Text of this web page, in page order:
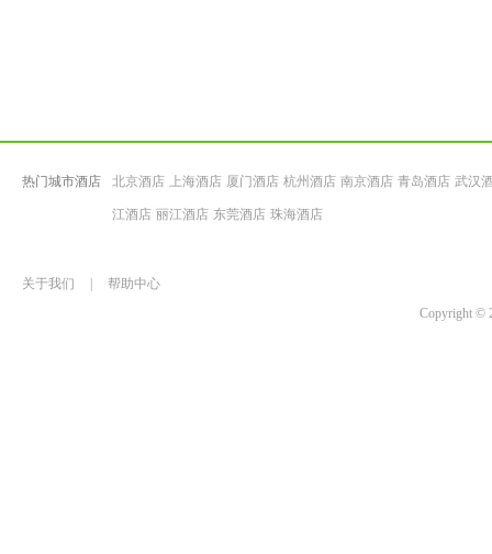
热门城市酒店 北京酒店 上海酒店 厦门酒店 杭州酒店 南京酒店 青岛酒店 武汉
江酒店 丽江酒店 东莞酒店 珠海酒店
关于我们
帮助中心
Copyright ©